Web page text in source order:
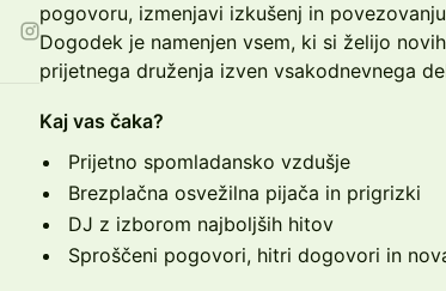
pogovoru, izmenjavi izkušenj in
Dogodek je namenjen vsem, ki si želijo
prijetnega druženja izven vsakodnevnega
Kaj vas čaka?
Prijetno spomladansko vzdušje
Brezplačna osvežilna pijača in prigrizki
DJ z izborom najboljših hitov
Sproščeni pogovori, hitri dogovori in